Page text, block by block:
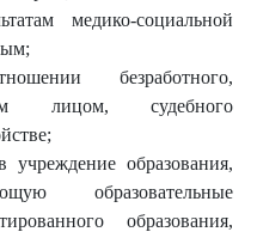
медико-социальной
безработного,
лицом, судебного
учреждение образования,
образовательные
образования,